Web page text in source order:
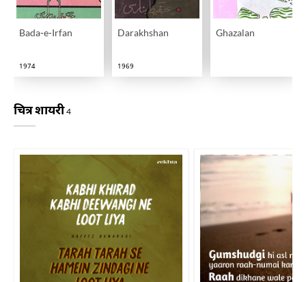
Bada-e-Irfan
1974
Darakhshan
1969
Ghazalan
चित्र शायरी4